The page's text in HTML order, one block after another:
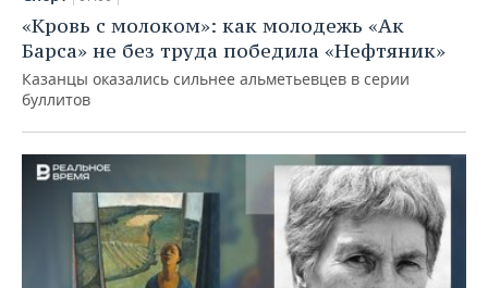
«Кровь с молоком»: как молодежь «Ак
Барса» не без труда победила «Нефтяник»
Казанцы оказались сильнее альметьевцев в серии
буллитов